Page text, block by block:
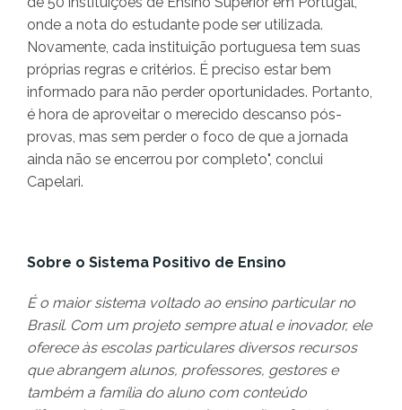
onde a nota do estudante pode ser utilizada.
Novamente, cada instituição portuguesa tem suas
próprias regras e critérios. É preciso estar bem
informado para não perder oportunidades. Portanto,
é hora de aproveitar o merecido descanso pós-
provas, mas sem perder o foco de que a jornada
ainda não se encerrou por completo", conclui
Capelari.
Sobre o Sistema Positivo de Ensino
É o maior sistema voltado ao ensino particular no
Brasil. Com um projeto sempre atual e inovador, ele
oferece às escolas particulares diversos recursos
que abrangem alunos, professores, gestores e
também a família do aluno com conteúdo